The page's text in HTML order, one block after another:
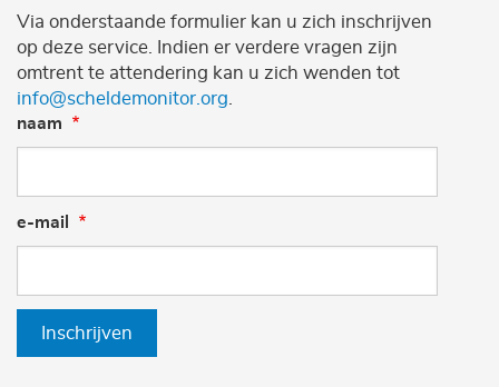
Via onderstaande formulier kan u zich inschrijven
op deze service. Indien er verdere vragen zijn
omtrent te attendering kan u zich wenden tot
info@scheldemonitor.org
naam
e-mail
Inschrijven